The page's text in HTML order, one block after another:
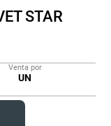
STAR
Venta por
UN